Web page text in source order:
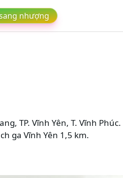
nhượng
TP. Vĩnh Yên, T. Vĩnh Phúc.
ga Vĩnh Yên 1,5 km.